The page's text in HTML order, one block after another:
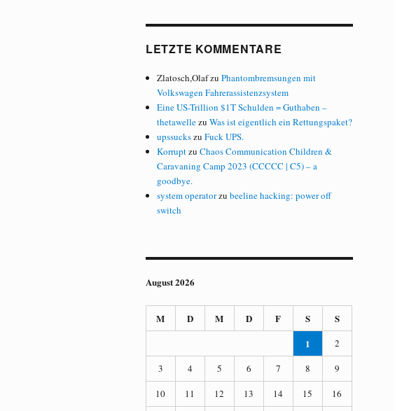
LETZTE KOMMENTARE
Zlatosch,OlafzuPhantombremsungen mit
Volkswagen Fahrerassistenzsystem
Eine US-Trillion $1T Schulden = Guthaben –
thetawellezuWas ist eigentlich ein Rettungspaket?
upssuckszuFuck UPS.
KorruptzuChaos Communication Children &
Caravaning Camp 2023 (CCCCC | C5) – a
goodbye.
system operatorzubeeline hacking: power off
switch
August 2026
M D M D F S
S
1
2
3
4 5 6 7 8
9
10
11 12 13 14 15
16